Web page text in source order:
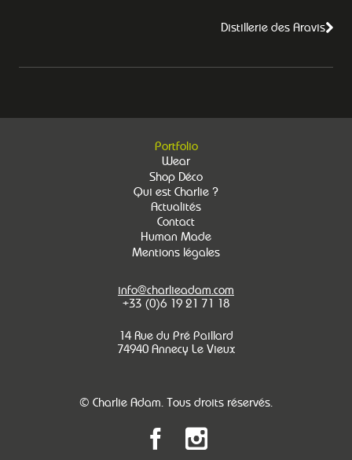
Distillerie des Aravis
Portfolio
Wear
Shop Déco
Qui est Charlie ?
Actualités
Contact
Human Made
Mentions légales
info@charlieadam.com
+33 (0)6 19 21 71 18
14 Rue du Pré Paillard
74940 Annecy Le Vieux
© Charlie Adam. Tous droits réservés.